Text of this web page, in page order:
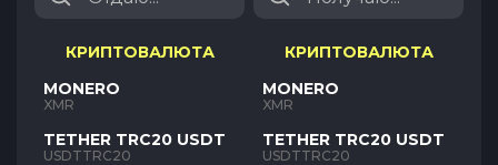
КРИПТОВАЛЮТА
MONERO
XMR
TETHER TRC20 USDT
USDTTRC20
КРИПТОВАЛЮТА
MONERO
XMR
TETHER TRC20 USDT
USDTTRC20